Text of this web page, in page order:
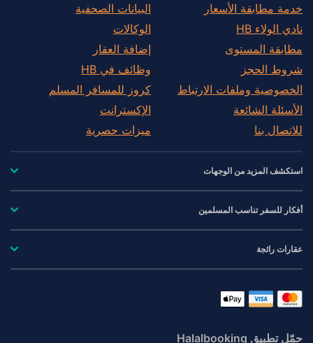
خدمة مطابقة الأسعار
نادي الولاء HB
مطابقة المستوى
شروط الحجز
الخصوصية وملفات الارتباط
الأسئلة الشائعة
للاتصال بنا
البيانات الصحفية
الوكالات
إضافة العقار
وظائف في HB
كروز للمسافر المسلم
الإكسترانت
ميزات حصرية
استكشف المزيد من الوجهات
أفكار للسفر تناسب المسلمين
عقارات رائجة
حمّل تطبيق Halalbooking